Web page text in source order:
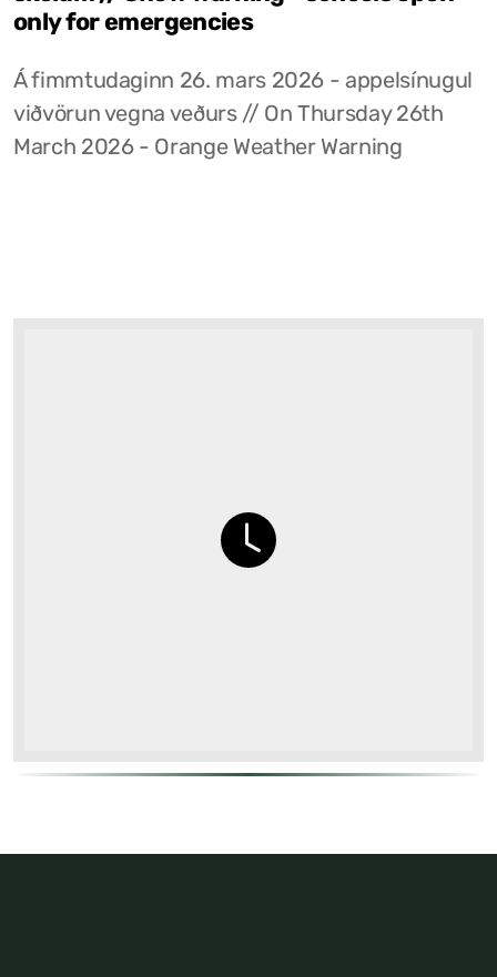
only for emergencies
Á fimmtudaginn 26. mars 2026 - appelsínugul
viðvörun vegna veðurs // On Thursday 26th
March 2026 - Orange Weather Warning